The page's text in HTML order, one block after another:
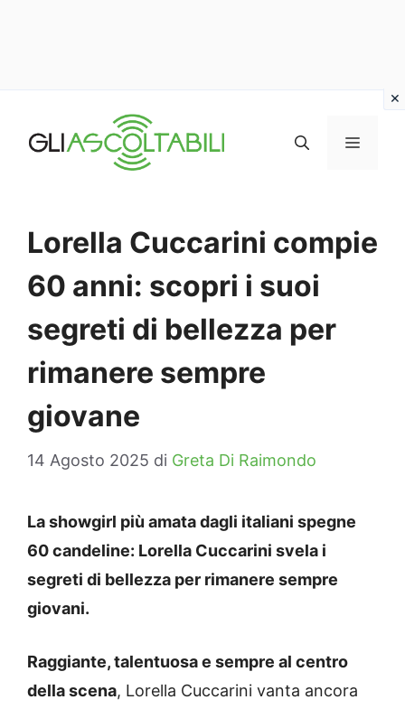
MENU
Lorella Cuccarini compie
60 anni: scopri i suoi
segreti di bellezza per
rimanere sempre
giovane
14 Agosto 2025 di Greta Di Raimondo
La showgirl più amata dagli italiani spegne
60 candeline: Lorella Cuccarini svela i
segreti di bellezza per rimanere sempre
giovani.
Raggiante, talentuosa e sempre al centro
della scena, Lorella Cuccarini vanta ancora